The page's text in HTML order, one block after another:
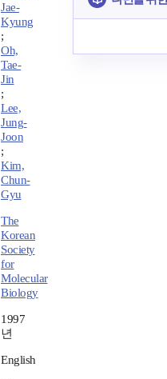
Jae-
Kyung
;
Oh,
Tae-
Jin
;
Lee,
Jung-
Joon
;
Kim,
Chun-
Gyu
The
Korean
Society
for
Molecular
Biology
1997
년
English